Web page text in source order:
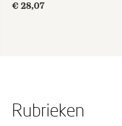
€ 28,07
Rubrieken